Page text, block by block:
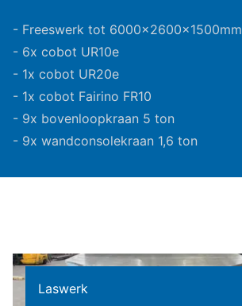
- Freeswerk tot 6000x2600x1500mm
- 6x cobot UR10e
- 1x cobot UR20e
- 1x cobot Fairino FR10
- 9x bovenloopkraan 5 ton
- 9x wandconsolekraan 1,6 ton
Laswerk